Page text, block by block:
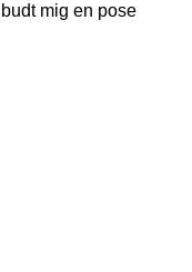
mig en pose